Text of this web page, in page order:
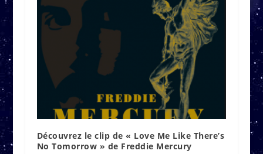
Découvrez le clip de « Love Me Like There’s
No Tomorrow » de Freddie Mercury